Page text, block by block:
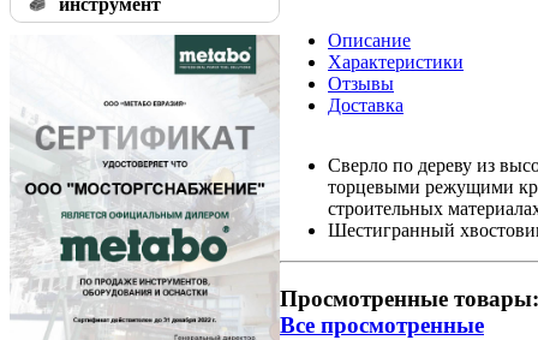
инструмент
Описание
Характеристики
Отзывы
Доставка
Сверло по дереву из
торцевыми режущими
строительных
Шестигранный
Просмотренные товары:
Все просмотренные